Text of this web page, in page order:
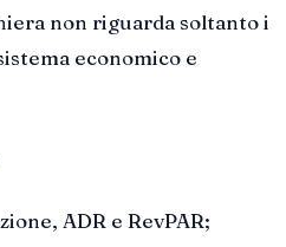
non riguarda soltanto i
economico e
ADR e RevPAR;